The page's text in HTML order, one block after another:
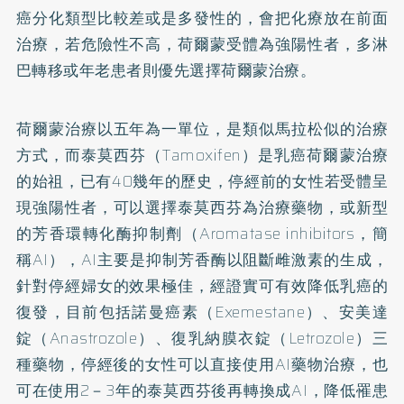
癌分化類型比較差或是多發性的，會把化療放在前面
治療，若危險性不高，荷爾蒙受體為強陽性者，多淋
巴轉移或年老患者則優先選擇荷爾蒙治療。
荷爾蒙治療以五年為一單位，是類似馬拉松似的治療
方式，而泰莫西芬（Tamoxifen）是乳癌荷爾蒙治療
的始祖，已有40幾年的歷史，停經前的女性若受體呈
現強陽性者，可以選擇泰莫西芬為治療藥物，或新型
的芳香環轉化酶抑制劑（Aromatase inhibitors，簡
稱AI），AI主要是抑制芳香酶以阻斷雌激素的生成，
針對停經婦女的效果極佳，經證實可有效降低乳癌的
復發，目前包括諾曼癌素（Exemestane）、安美達
錠（Anastrozole）、復乳納膜衣錠（Letrozole）三
種藥物，停經後的女性可以直接使用AI藥物治療，也
可在使用2－3年的泰莫西芬後再轉換成AI，降低罹患